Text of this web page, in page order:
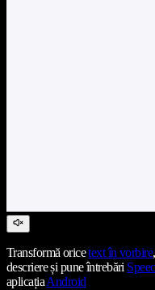
Transformă oricetext în vorbire,
descriere și pune întrebări
aplicațiaAndroid